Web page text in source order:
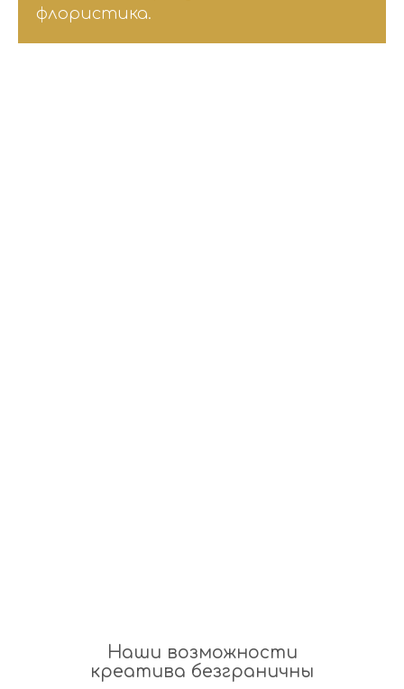
флористика.
Наши возможности
креатива безграничны